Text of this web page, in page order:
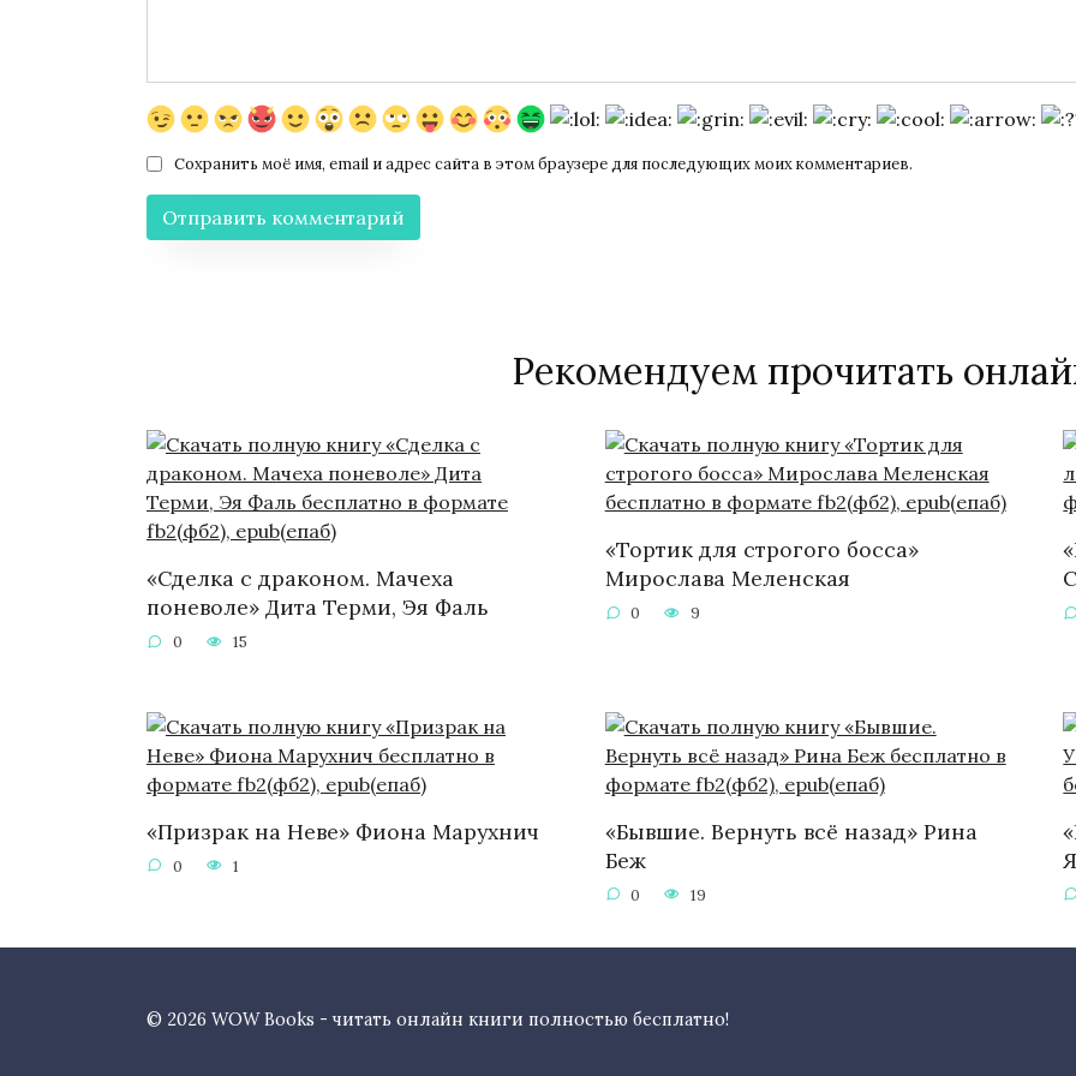
Сохранить моё имя, email и адрес сайта в этом браузере для последующих моих комментариев.
Рекомендуем прочитать
«Сделка с драконом. Мачеха
поневоле» Дита Терми, Эя Фаль
0 15
«Тортик для строгого босса»
Мирослава Меленская
0 9
«Призрак на Неве» Фиона Марухнич
0 1
«Бывшие. Вернуть всё назад» Рина
Беж
0 19
© 2026 WOW Books - читать онлайн книги полностью бесплатно!